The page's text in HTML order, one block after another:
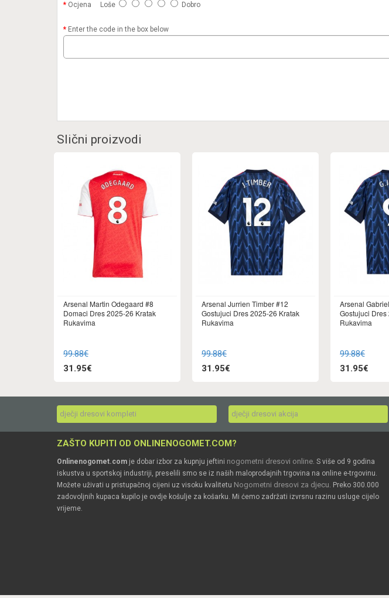
Ocjena Loše Dobro
Enter the code in the box below
Slični proizvodi
Arsenal Martin Odegaard #8
Domaci Dres 2025-26 Kratak
Rukavima
99.88€
31.95€
Arsenal Jurrien Timber #12
Gostujuci Dres 2025-26 Kratak
Rukavima
99.88€
31.95€
Arsenal
Gostujuci
Rukavima
99.88€
31.95€
dječji dresovi kompleti dječji dresovi akcija
ZAŠTO KUPITI OD ONLINENOGOMET.COM?
Onlinenogomet.com je dobar izbor za kupnju jeftini nogometni dresovi online. S više od 9 godina
iskustva u sportskoj industriji, preselili smo se iz naših maloprodajnih trgovina na online e-trgovinu.
Možete uživati u pristupačnoj cijeni uz visoku kvalitetu Nogometni dresovi za djecu. Preko 300.000
zadovoljnih kupaca kupilo je ovdje košulje za košarku. Mi ćemo zadržati izvrsnu razinu usluge cijelo
vrijeme.